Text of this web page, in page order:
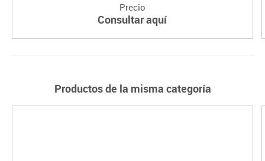
Precio
Consultar aquí
Productos de la misma categoría